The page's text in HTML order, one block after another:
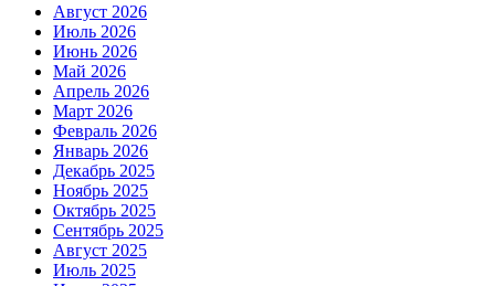
Август 2026
Июль 2026
Июнь 2026
Май 2026
Апрель 2026
Март 2026
Февраль 2026
Январь 2026
Декабрь 2025
Ноябрь 2025
Октябрь 2025
Сентябрь 2025
Август 2025
Июль 2025